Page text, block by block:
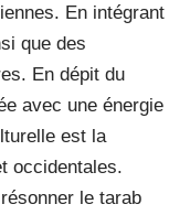
En intégrant
que des
En dépit du
avec une énergie
est la
occidentales.
le tarab